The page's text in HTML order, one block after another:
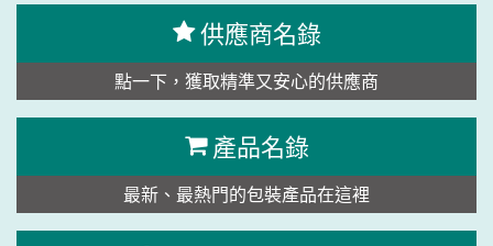
供應商名錄
點一下，獲取精準又安心的供應商
產品名錄
最新、最熱門的包裝產品在這裡